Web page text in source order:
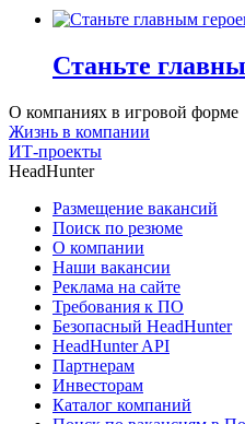
Станьте
О компаниях в игровой форме
Жизнь в компании
ИТ-проекты
HeadHunter
Размещение вакансий
Поиск по резюме
О компании
Наши вакансии
Реклама на сайте
Требования к ПО
Безопасный HeadHunter
HeadHunter API
Партнерам
Инвесторам
Каталог компаний